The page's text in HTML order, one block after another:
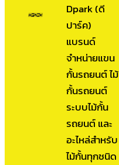
Dpark (ดี
ปาร์ค)
แบรนด์
จำหน่ายแขน
กั้นรถยนต์ ไม้
กั้นรถยนต์
ระบบไม้กั้น
รถยนต์ และ
อะไหล่สำหรับ
ไม้กั้นทุกชนิด